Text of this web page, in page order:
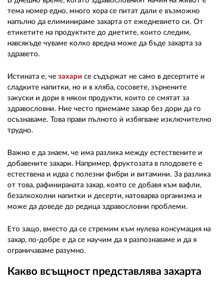
тема номер едно, много хора се питат дали е възможно
напълно да елиминираме захарта от ежедневието си. От
етикетите на продуктите до диетите, които следим,
навсякъде чуваме колко вредна може да бъде захарта за
здравето.
Истината е, че захари се съдържат не само в десертите и
сладките напитки, но и в хляба, сосовете, зърнените
закуски и дори в някои продукти, които се смятат за
здравословни. Ние често приемаме захар без дори да го
осъзнаваме. Това прави пълното ѝ избягване изключително
трудно.
Важно е да знаем, че има разлика между естествените и
добавените захари. Например, фруктозата в плодовете е
естествена и идва с полезни фибри и витамини. За разлика
от това, рафинираната захар, която се добавя към вафли,
безалкохолни напитки и десерти, натоварва организма и
може да доведе до редица здравословни проблеми.
Ето защо, вместо да се стремим към нулева консумация на
захар, по-добре е да се научим да я разпознаваме и да я
ограничаваме разумно.
Какво всъщност представлява захарта